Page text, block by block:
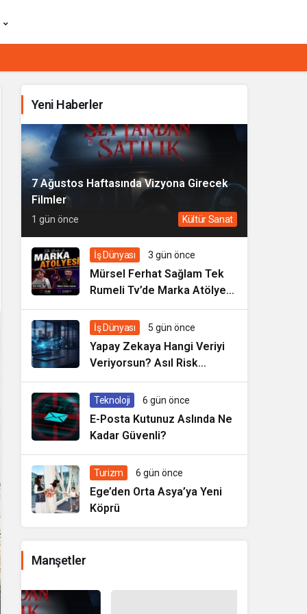
Yeni Haberler
7 Ağustos Haftasında Vizyona Girecek
Filmler
1 gün önce Kültür Sanat
İş Dünyası 3 gün önce
Mürsel Ferhat Sağlam Tek
Rumeli Tv’de Marka Atölyesi
Programına Konuk Oldu
İş Dünyası 5 gün önce
Yapay Zekaya Hangi Veriyi
Veriyorsun? Asıl Risk
Ürettiğin Değil, Verdiğin
Veride
Teknoloji 6 gün önce
E-Posta Kutunuz Aslında Ne
Kadar Güvenli?
Turizm 6 gün önce
Ege’den Orta Asya’ya Yeni
Köprü
Manşetler